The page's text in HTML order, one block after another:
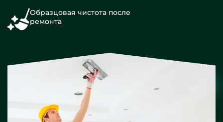
Образцовая чистота после
ремонта